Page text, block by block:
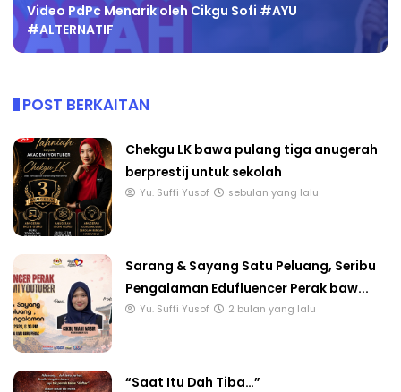
Video PdPc Menarik oleh Cikgu Sofi #AYU
#ALTERNATIF
POST BERKAITAN
Chekgu LK bawa pulang tiga anugerah
berprestij untuk sekolah
Yu. Suffi Yusof sebulan yang lalu
Sarang & Sayang Satu Peluang, Seribu
Pengalaman Edufluencer Perak baw...
Yu. Suffi Yusof 2 bulan yang lalu
“Saat Itu Dah Tiba…”